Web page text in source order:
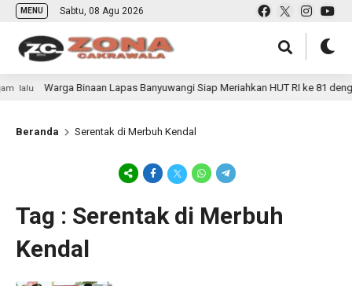
MENU Sabtu, 08 Agu 2026
lalu Warga Binaan Lapas Banyuwangi Siap Meriahkan HUT RI ke 81
Beranda Serentak di Merbuh Kendal
Tag : Serentak di Merbuh
Kendal